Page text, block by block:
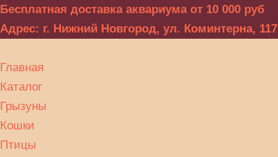
Бесплатная доставка аквариума от 10 000 руб
Адрес: г. Нижний Новгород, ул. Коминтерна, 117
Главная
Каталог
Грызуны
Кошки
Птицы